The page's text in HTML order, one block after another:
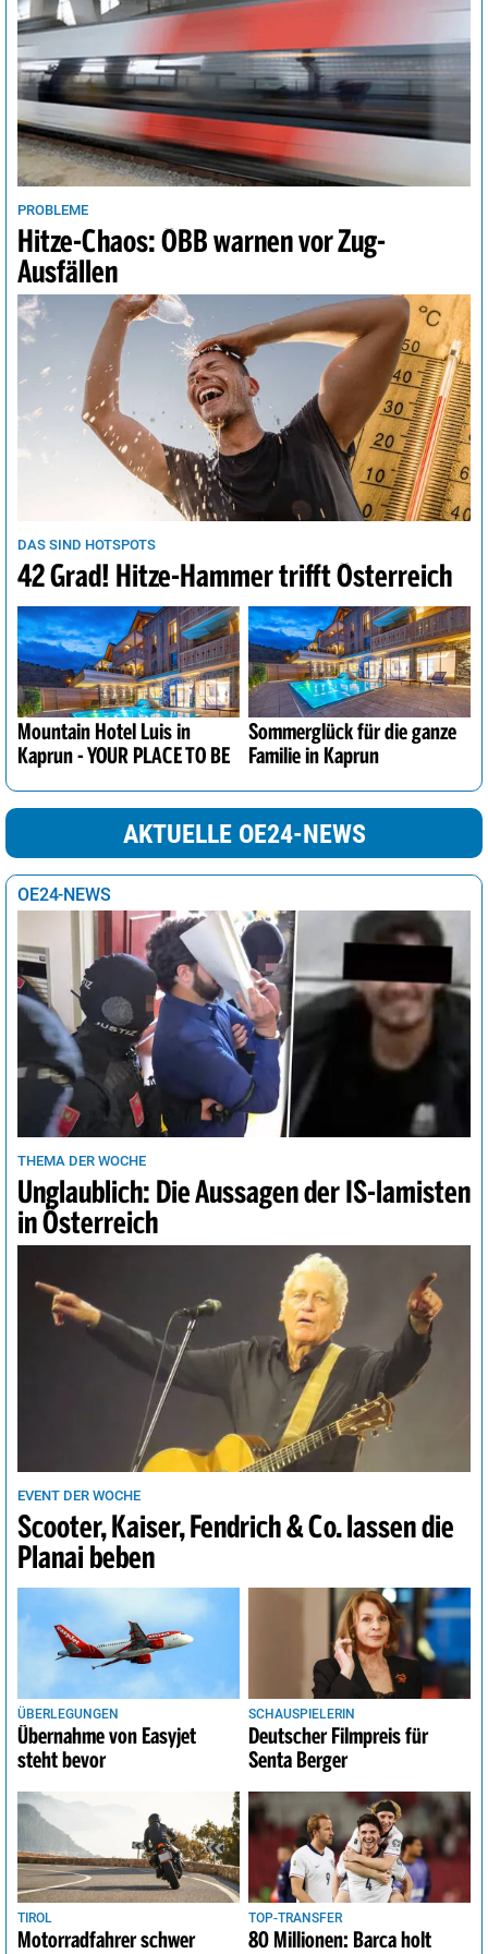
Vancouver 19° 21%
Wellington 12° heiter 27%
Wien 36° heiter 34%
PROBLEME
Hitze-Chaos: ÖBB warnen vor Zug-
Ausfällen
DAS SIND HOTSPOTS
42 Grad! Hitze-Hammer trifft Österreich
Mountain Hotel Luis in
Kaprun - YOUR PLACE TO BE
Sommerglück für die ganze
Familie in Kaprun
AKTUELLE OE24-NEWS
OE24-NEWS
THEMA DER WOCHE
Unglaublich: Die Aussagen der IS-lamisten
in Österreich
EVENT DER WOCHE
Scooter, Kaiser, Fendrich & Co. lassen die
Planai beben
ÜBERLEGUNGEN
Übernahme von Easyjet
steht bevor
SCHAUSPIELERIN
Deutscher Filmpreis für
Senta Berger
TIROL
Motorradfahrer schwer
TOP-TRANSFER
80 Millionen: Barca holt